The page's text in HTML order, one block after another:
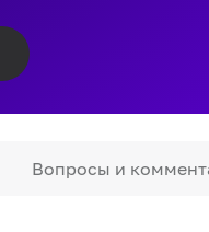
Вопросы и